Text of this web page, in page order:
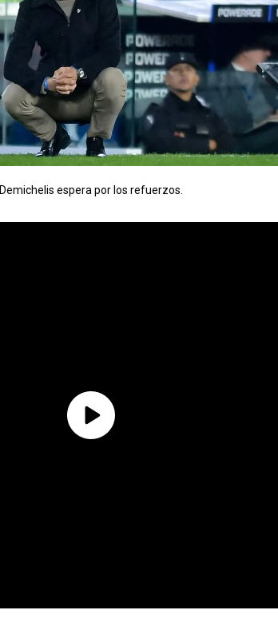
Demichelis espera por los refuerzos.